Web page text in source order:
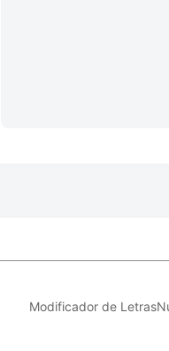
Modificador de Letras